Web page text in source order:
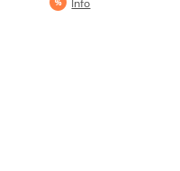
habverővel (rozsdamentes
Info